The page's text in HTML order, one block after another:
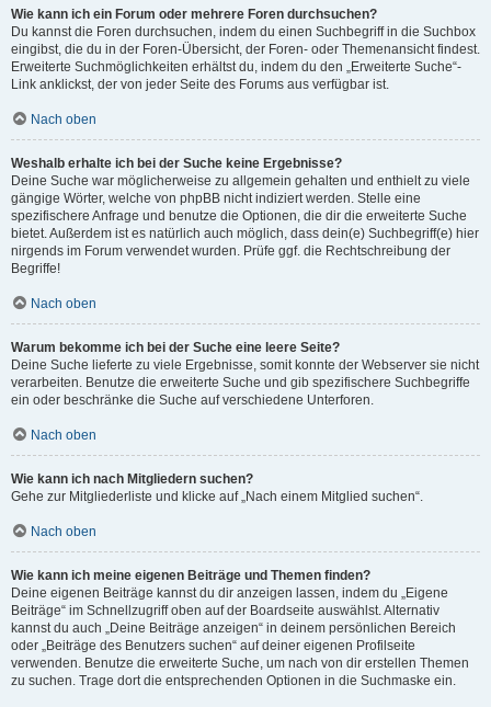
Wie kann ich ein Forum oder mehrere Foren durchsuchen?
Du kannst die Foren durchsuchen, indem du einen Suchbegriff in die Suchbox
eingibst, die du in der Foren-Übersicht, der Foren- oder Themenansicht findest.
Erweiterte Suchmöglichkeiten erhältst du, indem du den „Erweiterte Suche“-
Link anklickst, der von jeder Seite des Forums aus verfügbar ist.
Nach oben
Weshalb erhalte ich bei der Suche keine Ergebnisse?
Deine Suche war möglicherweise zu allgemein gehalten und enthielt zu viele
gängige Wörter, welche von phpBB nicht indiziert werden. Stelle eine
spezifischere Anfrage und benutze die Optionen, die dir die erweiterte Suche
bietet. Außerdem ist es natürlich auch möglich, dass dein(e) Suchbegriff(e) hier
nirgends im Forum verwendet wurden. Prüfe ggf. die Rechtschreibung der
Begriffe!
Nach oben
Warum bekomme ich bei der Suche eine leere Seite?
Deine Suche lieferte zu viele Ergebnisse, somit konnte der Webserver sie nicht
verarbeiten. Benutze die erweiterte Suche und gib spezifischere Suchbegriffe
ein oder beschränke die Suche auf verschiedene Unterforen.
Nach oben
Wie kann ich nach Mitgliedern suchen?
Gehe zur Mitgliederliste und klicke auf „Nach einem Mitglied suchen“.
Nach oben
Wie kann ich meine eigenen Beiträge und Themen finden?
Deine eigenen Beiträge kannst du dir anzeigen lassen, indem du „Eigene
Beiträge“ im Schnellzugriff oben auf der Boardseite auswählst. Alternativ
kannst du auch „Deine Beiträge anzeigen“ in deinem persönlichen Bereich
oder „Beiträge des Benutzers suchen“ auf deiner eigenen Profilseite
verwenden. Benutze die erweiterte Suche, um nach von dir erstellen Themen
zu suchen. Trage dort die entsprechenden Optionen in die Suchmaske ein.